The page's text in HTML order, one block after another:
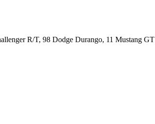
R/T, 98 Dodge Durango, 11 Mustang GT